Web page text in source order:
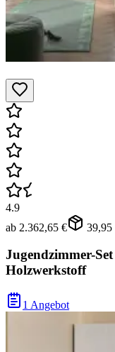
4.9
ab 2.362,65 € 39,95
Jugendzimmer-
Holzwerkstoff
1 Angebot